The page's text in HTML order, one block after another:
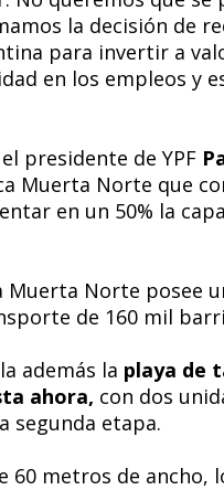
la decisión de
para invertir a
en los empleos y
presidente de YPF
Muerta Norte que
en un 50% la
Muerta Norte posee
de 160 mil
además la playa de
ahora, con dos
segunda etapa.
60 metros de ancho,